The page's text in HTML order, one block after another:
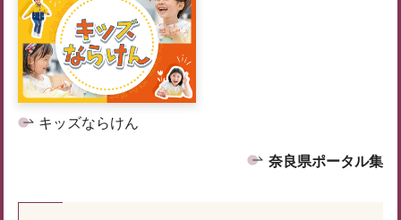
キッズならけん
奈良県ポータル集